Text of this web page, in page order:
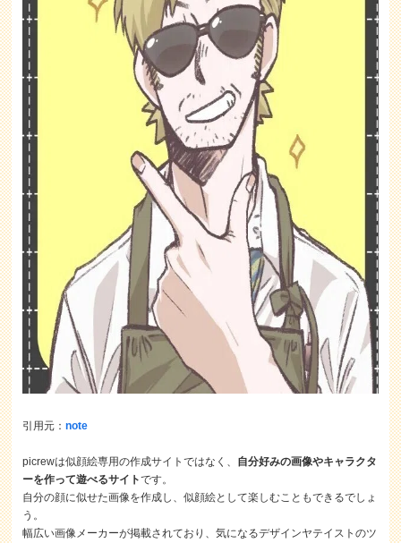
引用元：note
picrewは似顔絵専用の作成サイトではなく、 自分好みの画像やキャラクタ
ーを作って遊べるサイトです。
自分の顔に似せた画像を作成し、似顔絵として楽しむこともできるでしょ
う。
幅広い画像メーカーが掲載されており、気になるデザインヤテイストのツ